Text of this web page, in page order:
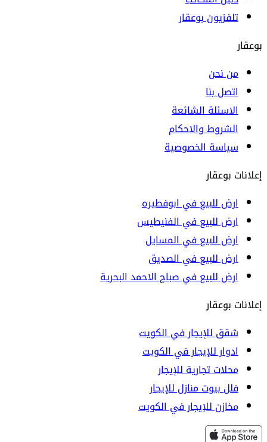
تلفزيون بوعقار
بوعقار
من نحن
اتصل بنا
الاسئلة الشائعة
الشروط والاحكام
سياسة الخصوصية
إعلانات بوعقار
ارض للبيع في ابوفطيره
ارض للبيع في الفنيطيس
ارض للبيع في المسايل
ارض للبيع في الصديق
ارض للبيع في صباح الاحمد البحرية
إعلانات بوعقار
شقق للإيجار في الكويت
ادوار للإيجار في الكويت
محلات تجارية للإيجار
فلل بيوت منازل للإيجار
مخازن للإيجار في الكويت